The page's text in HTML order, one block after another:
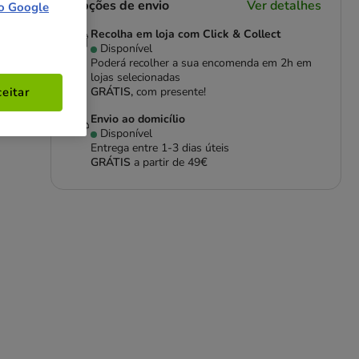
Opções de envio Ver detalhes
Recolha em loja com Click & Collect
Disponível
Poderá recolher a sua encomenda em 2h em
lojas selecionadas
GRÁTIS,com presente!
Envio ao domicílio
Disponível
Entrega entre 1-3 dias úteis
GRÁTIS a partir de 49€
Google